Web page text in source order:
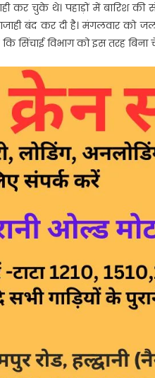
कर चुके थे। पहाड़ों में बारिश
बंद कर दी है। मंगलवार को
विभाग को इस तरह बिना